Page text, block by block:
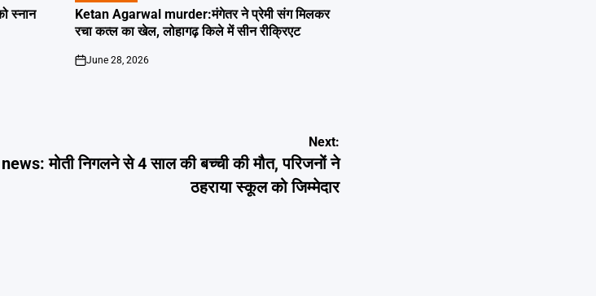
स्नान
IN
Ketan Agarwal murder:मंगेतर ने प्रेमी संग मिलकर
रचा कत्ल का खेल, लोहागढ़ किले में सीन रीक्रिएट
on
June 28, 2026
Next:
मोती निगलने से 4 साल की बच्ची की मौत, परिजनों ने
ठहराया स्कूल को जिम्मेदार